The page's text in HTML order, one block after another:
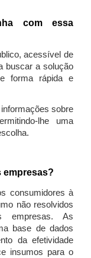
com essa
acessível de
buscar a solução
forma rápida e
sobre
lhe uma
empresas?
consumidores à
não resolvidos
empresas. As
base de dados
da efetividade
insumos para o